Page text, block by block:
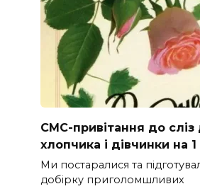
СМС-привітання до сліз
хлопчика і дівчинки на
Ми постаралися та
добірку приголомшливих